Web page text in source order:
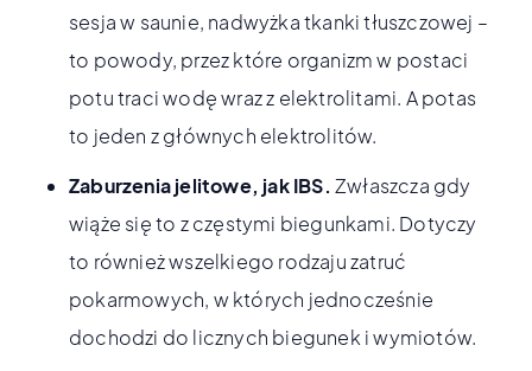
sesja w saunie, nadwyżka tkanki tłuszczowej –
to powody, przez które organizm w postaci
potu traci wodę wraz z elektrolitami. A potas
to jeden z głównych elektrolitów.
Zaburzenia jelitowe, jak IBS. Zwłaszcza gdy
wiąże się to z częstymi biegunkami. Dotyczy
to również wszelkiego rodzaju zatruć
pokarmowych, w których jednocześnie
dochodzi do licznych biegunek i wymiotów.